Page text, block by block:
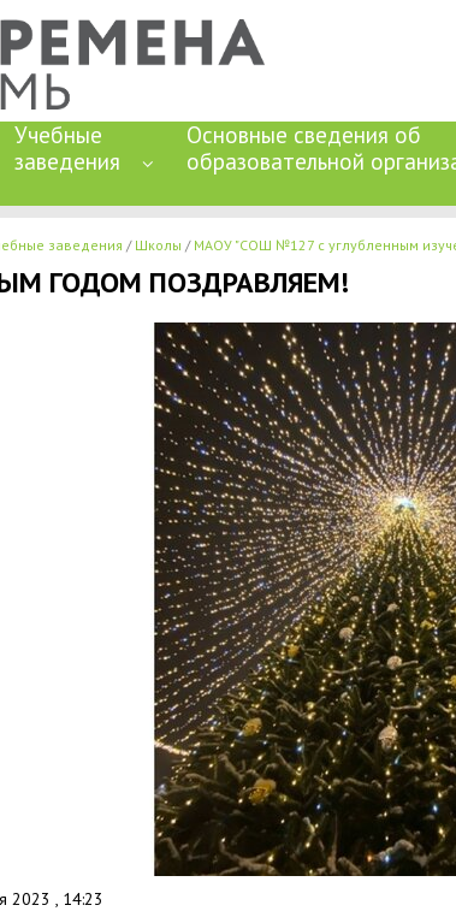
Учебные
заведения
Основные сведения об
образовательной
заведения Школы МАОУ "СОШ №127 с углубленным
ГОДОМ ПОЗДРАВЛЯЕМ!
2023 , 14:23